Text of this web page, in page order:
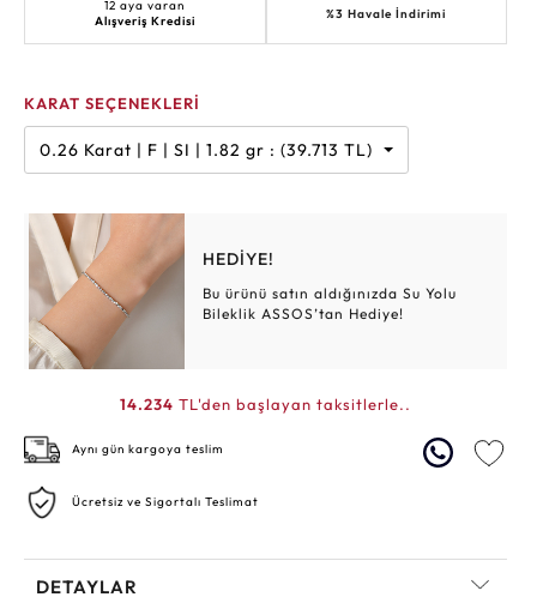
12 aya varan
Alışveriş Kredisi
%3 Havale İndirimi
KARAT SEÇENEKLERİ
0.26 Karat | F | SI | 1.82 gr : (39.713 TL)
HEDİYE!
Bu ürünü satın aldığınızda Su Yolu
Bileklik ASSOS’tan Hediye!
14.234 TL'den başlayan taksitlerle..
Aynı gün kargoya teslim
Ücretsiz ve Sigortalı Teslimat
DETAYLAR